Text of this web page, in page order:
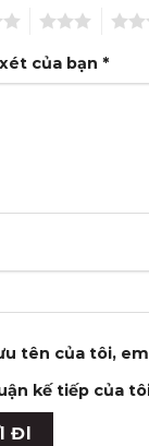
của bạn *
tên của tôi,
kế tiếp của